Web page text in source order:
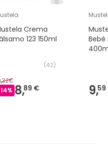
Crema
123 150ml
(42)
14% 8,89 € 9,